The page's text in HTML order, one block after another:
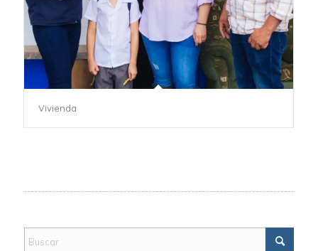
Vivienda